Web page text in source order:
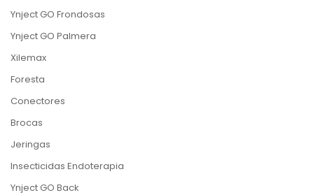
Ynject GO Frondosas
Ynject GO Palmera
Xilemax
Foresta
Conectores
Brocas
Jeringas
Insecticidas Endoterapia
Ynject GO Back